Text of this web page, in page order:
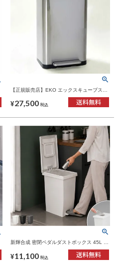
【正規販売店】EKO エックスキューブステ
¥27,500 税込
新輝合成 密閉ペダルダストボックス 45L 3
個セット | インテリア雑貨・ゴミ箱
¥11,100 税込